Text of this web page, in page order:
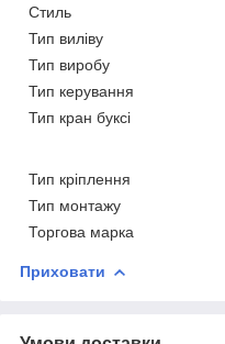
Стиль
Тип виліву
Тип виробу
Тип керування
Тип кран буксі
Тип кріплення
Тип монтажу
Торгова марка
Приховати